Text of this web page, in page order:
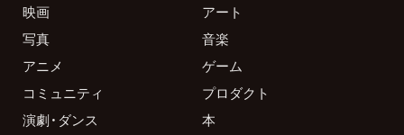
映画
アート
写真
音楽
アニメ
ゲーム
コミュニティ
プロダクト
演劇・ダンス
本